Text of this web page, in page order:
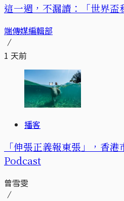
這一週，不漏讀：「世界盃
端傳媒編輯部
1 天前
播客
「伸張正義報東張」，香
Podcast
曾雪雯